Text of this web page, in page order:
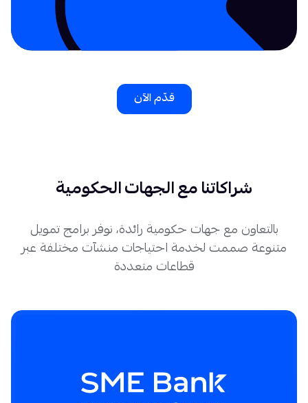
قدّم الآن
شراكاتنا مع الجهات الحكومية
بالتعاون مع جهات حكومية رائدة، نوفر برامج تمويل
متنوعة صممت لخدمة احتياجات منشآت مختلفة عبر
قطاعات متعددة